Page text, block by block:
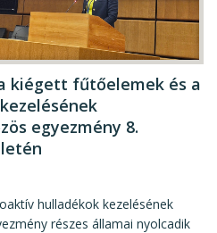
kiégett fűtőelemek és a
egyezmény 8.
hulladékok kezelésének
részes államai nyolcadik